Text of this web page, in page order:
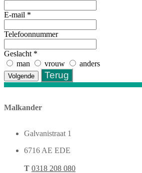
E-mail *
Telefoonnummer
Geslacht *
man
vrouw anders
Volgende Terug
Malkander
Galvanistraat 1
6716 AE EDE
T 0318 208 080